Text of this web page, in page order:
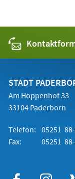
STADT
Am Hoppenhof 33
33104 Paderborn
Telefon: 05251
Fax:
05251